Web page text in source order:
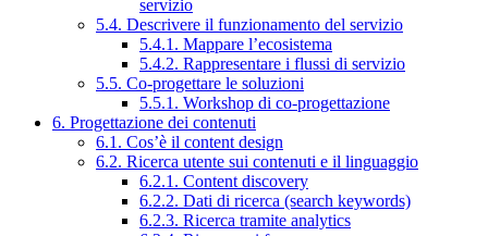
servizio
5.4. Descrivere il funzionamento del servizio
5.4.1. Mappare l’ecosistema
5.4.2. Rappresentare i flussi di servizio
5.5. Co-progettare le soluzioni
5.5.1. Workshop di co-progettazione
6. Progettazione dei contenuti
6.1. Cos’è il content design
6.2. Ricerca utente sui contenuti e il linguaggio
6.2.1. Content discovery
6.2.2. Dati di ricerca (search keywords)
6.2.3. Ricerca tramite analytics